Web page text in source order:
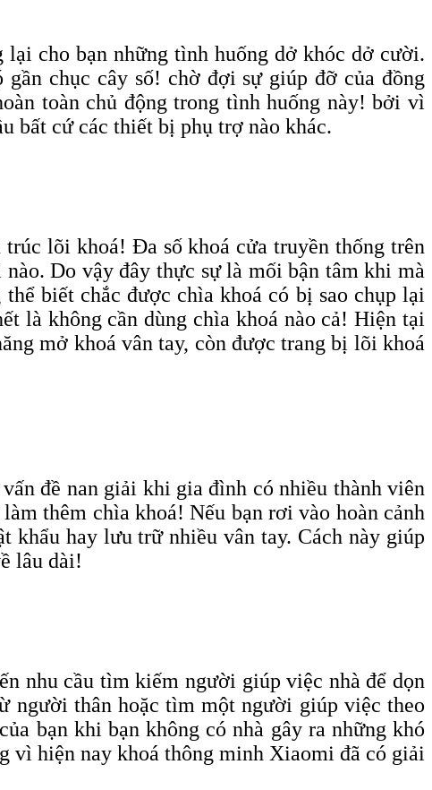
cho bạn những tình huống dở khóc dở cười.
chục cây số! chờ đợi sự giúp đỡ của đồng
toàn chủ động trong tình huống này! bởi vì
bất cứ các thiết bị phụ trợ nào khác.
lõi khoá! Đa số khoá cửa truyền thống trên
Do vậy đây thực sự là mối bận tâm khi mà
biết chắc được chìa khoá có bị sao chụp lại
là không cần dùng chìa khoá nào cả! Hiện tại
mở khoá vân tay, còn được trang bị lõi khoá
đề nan giải khi gia đình có nhiều thành viên
thêm chìa khoá! Nếu bạn rơi vào hoàn cảnh
khẩu hay lưu trữ nhiều vân tay. Cách này giúp
lâu dài!
nhu cầu tìm kiếm người giúp việc nhà để dọn
người thân hoặc tìm một người giúp việc theo
bạn khi bạn không có nhà gây ra những khó
vì hiện nay khoá thông minh Xiaomi đã có giải